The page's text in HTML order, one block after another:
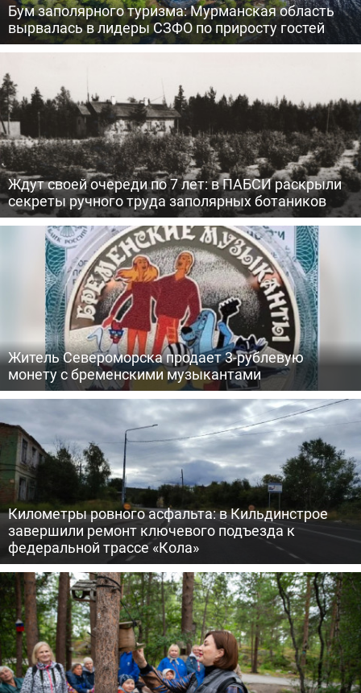
Бум заполярного туризма: Мурманская область
вырвалась в лидеры СЗФО по приросту гостей
Ждут своей очереди по 7 лет: в ПАБСИ раскрыли
секреты ручного труда заполярных ботаников
Житель Североморска продает 3-рублевую
монету с бременскими музыкантами
Километры ровного асфальта: в Кильдинстрое
завершили ремонт ключевого подъезда к
федеральной трассе «Кола»